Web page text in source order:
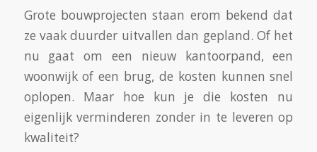
Grote bouwprojecten staan erom bekend dat
ze vaak duurder uitvallen dan gepland. Of het
nu gaat om een nieuw kantoorpand, een
woonwijk of een brug, de kosten kunnen snel
oplopen. Maar hoe kun je die kosten nu
eigenlijk verminderen zonder in te leveren op
kwaliteit?